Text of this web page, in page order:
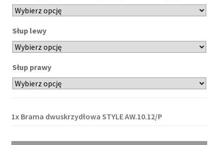
Słup lewy
Słup prawy
1x Brama dwuskrzydłowa STYLE AW.10.12/P